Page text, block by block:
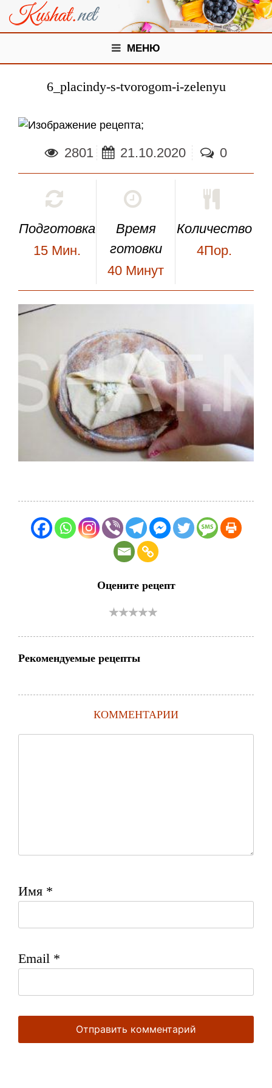
МЕНЮ
6_placindy-s-tvorogom-i-zelenyu
;
2801 21.10.2020 0
Подготовка
15 Мин.
Время
готовки
40 Минут
Количество
4Пор.
Оцените рецепт
Рекомендуемые рецепты
КОММЕНТАРИИ
Имя *
Email *